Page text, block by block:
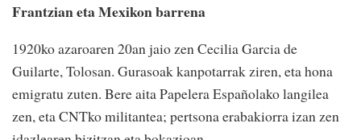
Frantzian eta Mexikon barrena
1920ko azaroaren 20an jaio zen Cecilia Garcia de
Guilarte, Tolosan. Gurasoak kanpotarrak ziren, eta hona
emigratu zuten. Bere aita Papelera Españolako langilea
zen, eta CNTko militantea; pertsona erabakiorra izan zen